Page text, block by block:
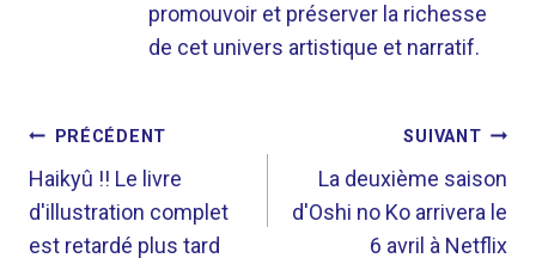
promouvoir et préserver la richesse
de cet univers artistique et narratif.
NAVIGATION
DE
L’ARTICLE
PRÉCÉDENT
Haikyû !! Le livre
d'illustration complet
est retardé plus tard
SUIVANT
La deuxième saison
d'Oshi no Ko arrivera le
6 avril à Netflix